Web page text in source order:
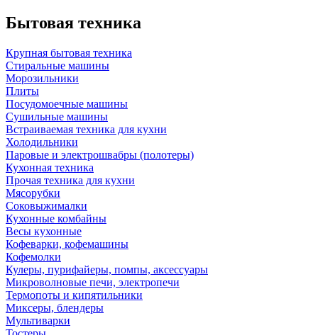
Бытовая техника
Крупная бытовая техника
Стиральные машины
Морозильники
Плиты
Посудомоечные машины
Сушильные машины
Встраиваемая техника для кухни
Холодильники
Паровые и электрошвабры (полотеры)
Кухонная техника
Прочая техника для кухни
Мясорубки
Соковыжималки
Кухонные комбайны
Весы кухонные
Кофеварки, кофемашины
Кофемолки
Кулеры, пурифайеры, помпы, аксессуары
Микроволновые печи, электропечи
Термопоты и кипятильники
Миксеры, блендеры
Мультиварки